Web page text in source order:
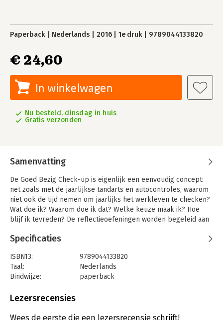
Paperback Nederlands 2016 1e druk 9789044133820
€ 24,60
In winkelwagen
Nu besteld, dinsdag in huis
Gratis verzonden
Samenvatting
De Goed Bezig Check-up is eigenlijk een eenvoudig concept:
net zoals met de jaarlijkse tandarts en autocontroles, waarom
niet ook de tijd nemen om jaarlijks het werkleven te checken?
Wat doe ik? Waarom doe ik dat? Welke keuze maak ik? Hoe
blijf ik tevreden? De reflectieoefeningen worden begeleid aan
wordt een inventaris opgemaakt van de voorbije periode. Goed
wel) zouden willen, waar we meer rekening willen mee houden
en waarom. Dat gieten we in een belofte aan onszelf. Tenslotte
beleven we in de derde stap wat we ons hebben
blijven zijn dan nog meer aan de orde. Als bonus werden de
Specificaties
ISBN13:
9789044133820
Taal:
Nederlands
Bindwijze:
paperback
Uitgever:
Verschijningsdatum:
9-4-2016
Lezersrecensies
Wees de eerste die een lezersrecensie schrijft!